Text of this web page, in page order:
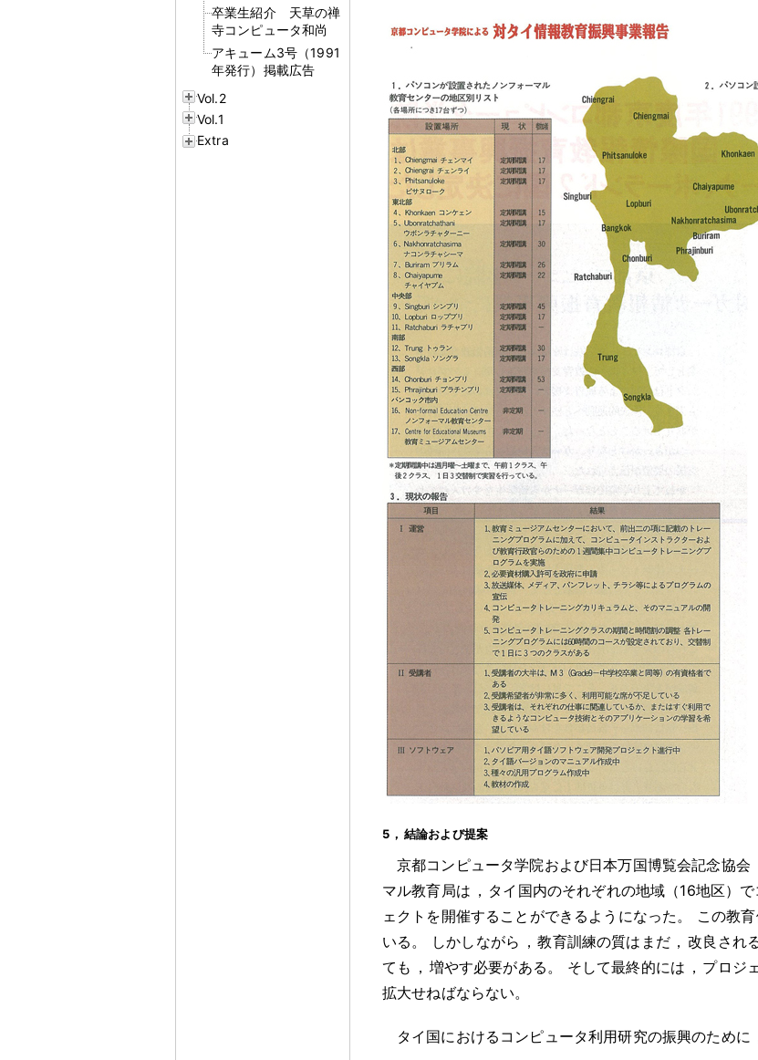
卒業生紹介 天草の禅
寺コンピュータ和尚
アキューム3号（1991
年発行）掲載広告
Vol.2
Vol.1
Extra
5 ， 結論および提案
京都コンピュータ学院および日本万国博覧会記念協会
マル教育局は ， タイ国内のそれぞれの地域（16地区）
ェクトを開催することができるようになった。 この教
いる。 しかしながら ， 教育訓練の質はまだ ， 改良され
ても ， 増やす必要がある。 そして最終的には ， プロジ
拡大せねばならない。
タイ国におけるコンピュータ利用研究の振興のために